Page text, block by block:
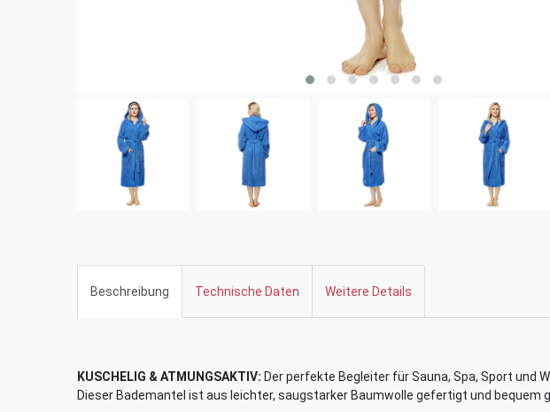
Beschreibung Technische Daten Weitere Details
KUSCHELIG & ATMUNGSAKTIV: Der perfekte Begleiter für Sauna, Spa, Sport und
Dieser Bademantel ist aus leichter, saugstarker Baumwolle gefertigt und bequem